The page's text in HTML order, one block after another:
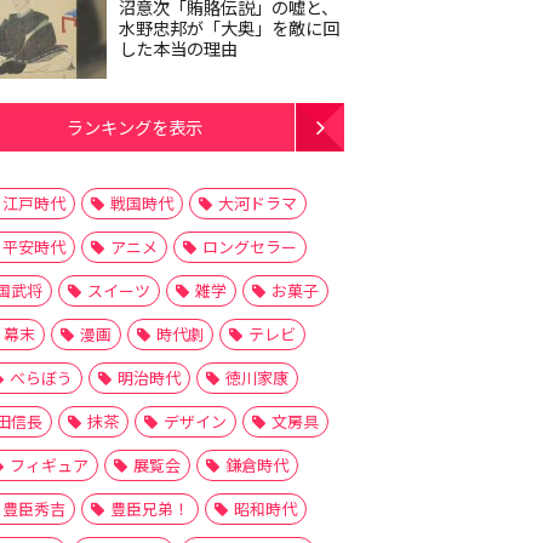
沼意次「賄賂伝説」の嘘と、
水野忠邦が「大奥」を敵に回
した本当の理由
ランキングを表示
江戸時代 戦国時代
大河ドラマ
平安時代
アニメ
ロングセラー
武将
スイーツ 雑学
お菓子
幕末
漫画 時代劇
テレビ
べらぼう
明治時代
徳川家康
信長
抹茶 デザイン
文房具
フィギュア
展覧会
鎌倉時代
豊臣秀吉
豊臣兄弟！
昭和時代